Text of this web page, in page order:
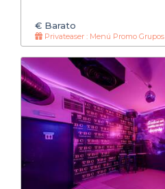
€ Barato
Privateaser : Menú Promo Grupos